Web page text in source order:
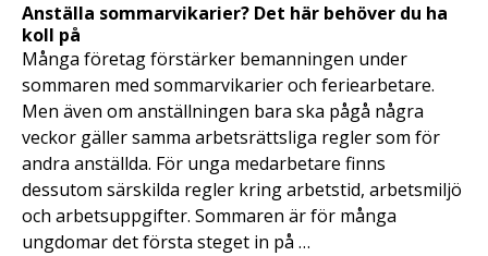
Anställa sommarvikarier? Det här behöver du ha
koll på
Många företag förstärker bemanningen under
sommaren med sommarvikarier och feriearbetare.
Men även om anställningen bara ska pågå några
veckor gäller samma arbetsrättsliga regler som för
andra anställda. För unga medarbetare finns
dessutom särskilda regler kring arbetstid, arbetsmiljö
och arbetsuppgifter. Sommaren är för många
ungdomar det första steget in på …